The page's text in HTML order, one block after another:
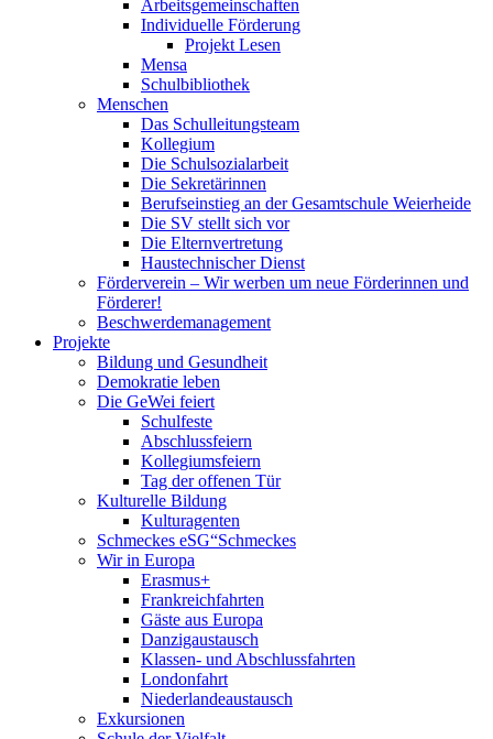
Arbeitsgemeinschaften
Individuelle Förderung
Projekt Lesen
Mensa
Schulbibliothek
Menschen
Das Schulleitungsteam
Kollegium
Die Schulsozialarbeit
Die Sekretärinnen
Berufseinstieg an der Gesamtschule Weierheide
Die SV stellt sich vor
Die Elternvertretung
Haustechnischer Dienst
Förderverein – Wir werben um neue Förderinnen und
Förderer!
Beschwerdemanagement
Projekte
Bildung und Gesundheit
Demokratie leben
Die GeWei feiert
Schulfeste
Abschlussfeiern
Kollegiumsfeiern
Tag der offenen Tür
Kulturelle Bildung
Kulturagenten
Schmeckes eSG“Schmeckes
Wir in Europa
Erasmus+
Frankreichfahrten
Gäste aus Europa
Danzigaustausch
Klassen- und Abschlussfahrten
Londonfahrt
Niederlandeaustausch
Exkursionen